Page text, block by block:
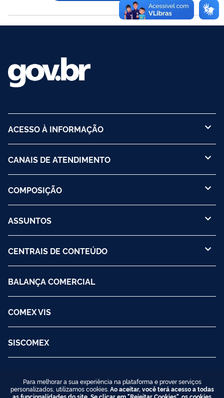
exportação que precisa consumir para acessar ou expandir
suas vendas em mercados internacionais.
ACESSO À INFORMAÇÃO
CANAIS DE ATENDIMENTO
COMPOSIÇÃO
ASSUNTOS
CENTRAIS DE CONTEÚDO
BALANÇA COMERCIAL
COMEX VIS
SISCOMEX
Para melhorar a sua experiência na plataforma e prover serviços
personalizados, utilizamos cookies. Ao aceitar, você terá acesso a todas
as funcionalidades do site. Se clicar em "Rejeitar Cookies", os cookies